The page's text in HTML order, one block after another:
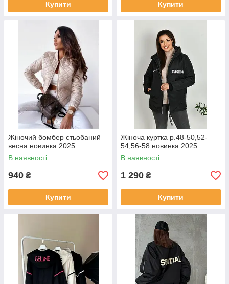
Купити Купити
Жіночий бомбер стьобаний
весна новинка 2025
В наявності
940 ₴
Купити
Жіноча куртка р.48-50,52-
54,56-58 новинка 2025
В наявності
1 290 ₴
Купити